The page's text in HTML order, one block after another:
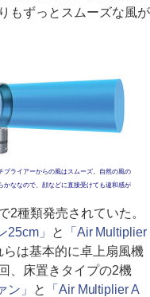
もずっとスムーズな風が
プライアーからの風はスムーズ。自然の風の
かななので、顔などに直接受けても違和感が
種類発売されていた。
25cm」
と
「Air Multiplier
らは基本的に卓上扇風機
、床置きタイプの2機
ン」 と
「Air Multiplier A